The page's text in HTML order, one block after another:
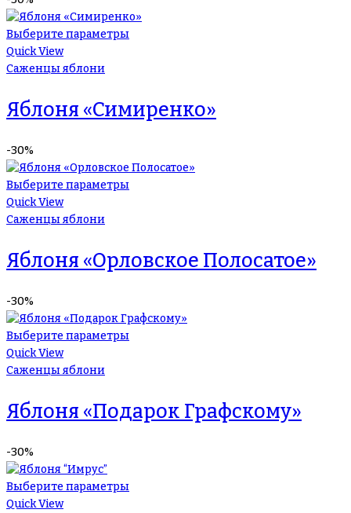
Выберите параметры
Quick View
Саженцы яблони
Яблоня «Симиренко»
-30%
Выберите параметры
Quick View
Саженцы яблони
Яблоня «Орловское Полосатое»
-30%
Выберите параметры
Quick View
Саженцы яблони
Яблоня «Подарок Графскому»
-30%
Выберите параметры
Quick View